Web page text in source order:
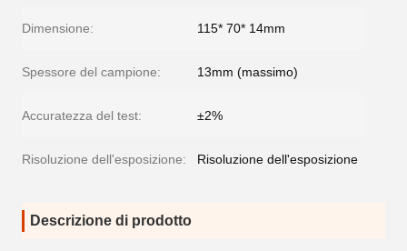
Dimensione: 115* 70* 14mm
Spessore del campione: 13mm (massimo)
Accuratezza del test: ±2%
Risoluzione dell'esposizione: Risoluzione dell'esposizione
Descrizione di prodotto